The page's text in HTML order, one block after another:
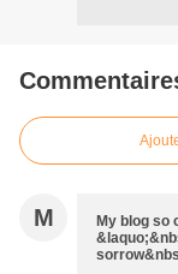
M
My blog so